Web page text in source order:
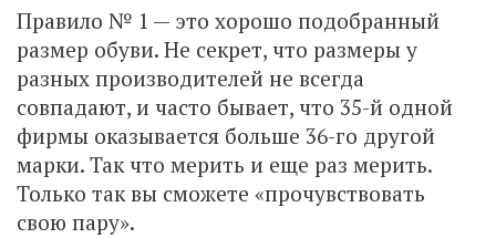
Правило № 1 — это хорошо подобранный
размер обуви. Не секрет, что размеры у
разных производителей не всегда
совпадают, и часто бывает, что 35-й одной
фирмы оказывается больше 36-го другой
марки. Так что мерить и еще раз мерить.
Только так вы сможете «прочувствовать
свою пару».